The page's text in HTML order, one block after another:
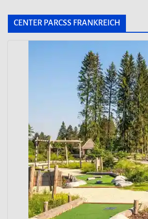
CENTER PARCSS FRANKREICH